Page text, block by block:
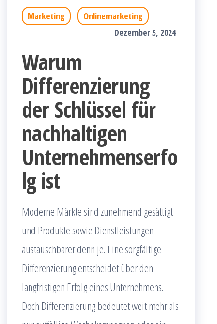
Marketing
Onlinemarketing
Dezember 5, 2024
Warum
Differenzierung
der Schlüssel für
nachhaltigen
Unternehmenserfo
lg ist
Moderne Märkte sind zunehmend gesättigt
und Produkte sowie Dienstleistungen
austauschbarer denn je. Eine sorgfältige
Differenzierung entscheidet über den
langfristigen Erfolg eines Unternehmens.
Doch Differenzierung bedeutet weit mehr als